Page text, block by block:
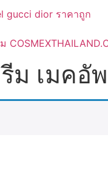
gucci dior ราคาถูก
เมคอัพ